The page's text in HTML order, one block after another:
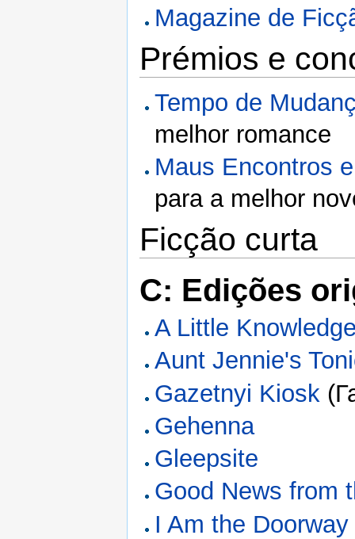
Magazine de
Prémios e
Tempo de
melhor romance
Maus Encontros
para a melhor
Ficção curta
C: Edições
A Little
Aunt Jennie's
Gazetnyi Kiosk
Gehenna
Gleepsite
Good News from
I Am the Doorway